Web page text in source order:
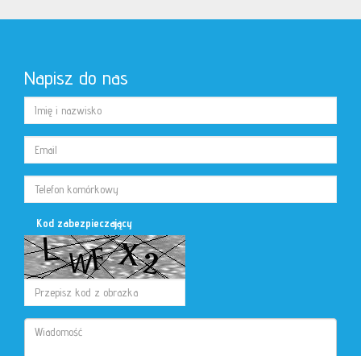
Napisz do nas
Kod zabezpieczający